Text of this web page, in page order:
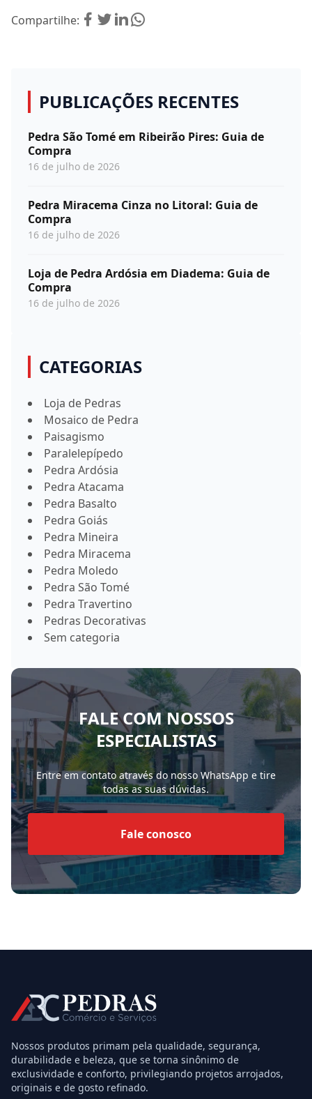
Compartilhe:
PUBLICAÇÕES RECENTES
Pedra São Tomé em Ribeirão Pires: Guia de
Compra
16 de julho de 2026
Pedra Miracema Cinza no Litoral: Guia de
Compra
16 de julho de 2026
Loja de Pedra Ardósia em Diadema: Guia de
Compra
16 de julho de 2026
CATEGORIAS
Loja de Pedras
Mosaico de Pedra
Paisagismo
Paralelepípedo
Pedra Ardósia
Pedra Atacama
Pedra Basalto
Pedra Goiás
Pedra Mineira
Pedra Miracema
Pedra Moledo
Pedra São Tomé
Pedra Travertino
Pedras Decorativas
Sem categoria
FALE COM NOSSOS
ESPECIALISTAS
Entre em contato através do nosso WhatsApp e tire
todas as suas dúvidas.
Fale conosco
Nossos produtos primam pela qualidade, segurança,
durabilidade e beleza, que se torna sinônimo de
exclusividade e conforto, privilegiando projetos arrojados,
originais e de gosto refinado.